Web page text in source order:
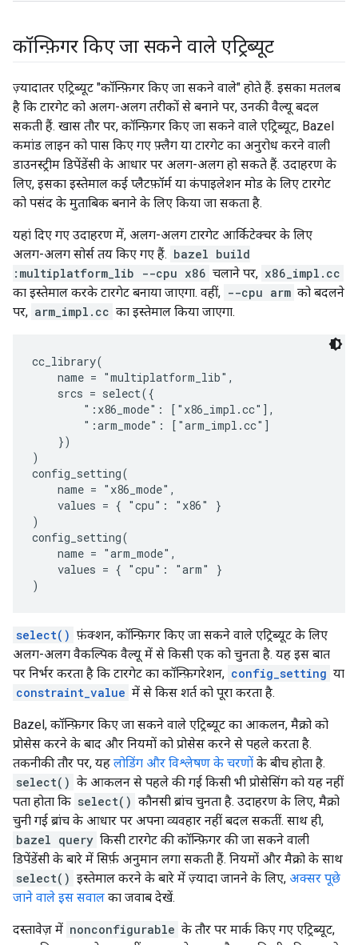
कॉन्फ़िगर किए जा सकने वाले एट्रिब्यूट
ज़्यादातर एट्रिब्यूट "कॉन्फ़िगर किए जा सकने वाले" होते हैं. इसका मतलब
है कि टारगेट को अलग-अलग तरीकों से बनाने पर, उनकी वैल्यू बदल
सकती हैं. खास तौर पर, कॉन्फ़िगर किए जा सकने वाले एट्रिब्यूट, Bazel
कमांड लाइन को पास किए गए फ़्लैग या टारगेट का अनुरोध करने वाली
डाउनस्ट्रीम डिपेंडेंसी के आधार पर अलग-अलग हो सकते हैं. उदाहरण के
लिए, इसका इस्तेमाल कई प्लैटफ़ॉर्म या कंपाइलेशन मोड के लिए टारगेट
को पसंद के मुताबिक बनाने के लिए किया जा सकता है.
यहां दिए गए उदाहरण में, अलग-अलग टारगेट आर्किटेक्चर के लिए
अलग-अलग सोर्स तय किए गए हैं. bazel build
:multiplatform_lib --cpu x86 चलाने पर, x86_impl.cc
का इस्तेमाल करके टारगेट बनाया जाएगा. वहीं, --cpu arm को बदलने
पर, arm_impl.cc का इस्तेमाल किया जाएगा.
cc_library(
    name = "multiplatform_lib",
    srcs = select({
        ":x86_mode": ["x86_impl.cc"],
        ":arm_mode": ["arm_impl.cc"]
    })
)
config_setting(
    name = "x86_mode",
    values = { "cpu": "x86" }
)
config_setting(
    name = "arm_mode",
    values = { "cpu": "arm" }
select() फ़ंक्शन, कॉन्फ़िगर किए जा सकने वाले एट्रिब्यूट के लिए
अलग-अलग वैकल्पिक वैल्यू में से किसी एक को चुनता है. यह इस बात
पर निर्भर करता है कि टारगेट का कॉन्फ़िगरेशन, config_setting या
constraint_value में से किस शर्त को पूरा करता है.
Bazel, कॉन्फ़िगर किए जा सकने वाले एट्रिब्यूट का आकलन, मैक्रो को
प्रोसेस करने के बाद और नियमों को प्रोसेस करने से पहले करता है.
तकनीकी तौर पर, यह लोडिंग और विश्लेषण के चरणों के बीच होता है.
select() के आकलन से पहले की गई किसी भी प्रोसेसिंग को यह नहीं
पता होता कि select() कौनसी ब्रांच चुनता है. उदाहरण के लिए, मैक्रो
चुनी गई ब्रांच के आधार पर अपना व्यवहार नहीं बदल सकतीं. साथ ही,
bazel query किसी टारगेट की कॉन्फ़िगर की जा सकने वाली
डिपेंडेंसी के बारे में सिर्फ़ अनुमान लगा सकती हैं. नियमों और मैक्रो के साथ
select() इस्तेमाल करने के बारे में ज़्यादा जानने के लिए, अक्सर पूछे
जाने वाले इस सवाल का जवाब देखें.
दस्तावेज़ में nonconfigurable के तौर पर मार्क किए गए एट्रिब्यूट,